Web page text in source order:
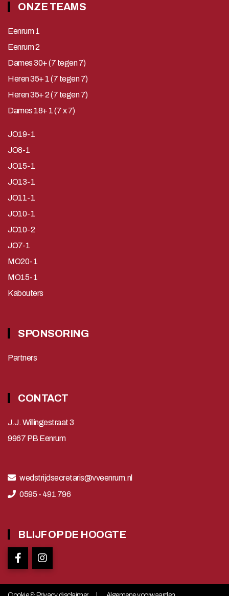
ONZE TEAMS
Eenrum 1
Eenrum 2
Dames 30+ (7 tegen 7)
Heren 35+ 1 (7 tegen 7)
Heren 35+ 2 (7 tegen 7)
Dames 18+ 1 (7 x 7)
JO19-1
JO8-1
JO15-1
JO13-1
JO11-1
JO10-1
JO10-2
JO7-1
MO20-1
MO15-1
Kabouters
SPONSORING
Partners
CONTACT
J.J. Willingestraat 3
9967 PB Eenrum
wedstrijdsecretaris@vveenrum.nl
0595 - 491 796
BLIJF OP DE HOOGTE